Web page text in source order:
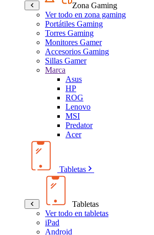
Zona Gaming
Ver todo en zona gaming
Portátiles Gaming
Torres Gaming
Monitores Gamer
Accesorios Gaming
Sillas Gamer
Marca
Asus
HP
ROG
Lenovo
MSI
Predator
Acer
Tabletas
Tabletas
Ver todo en tabletas
iPad
Android